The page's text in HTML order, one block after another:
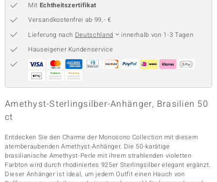
Collection
Classics
Mit Echtheitszertifikat
Versandkostenfrei ab 99,- €
Lieferung nach Deutschland
innerhalb von 1-3 Tagen
Hauseigener Kundenservice
Amethyst-Sterlingsilber-Anhänger, Brasilien 50
ct
Entdecken Sie den Charme der Monosono Collection mit diesem
atemberaubenden Amethyst-Anhänger. Die 50-karätige
brasilianische Amethyst-Perle mit ihrem strahlenden violetten
Farbton wird durch rhodiniertes 925er Sterlingsilber elegant ergänzt.
Dieser Anhänger ist ideal, um jedem Outfit einen Hauch von